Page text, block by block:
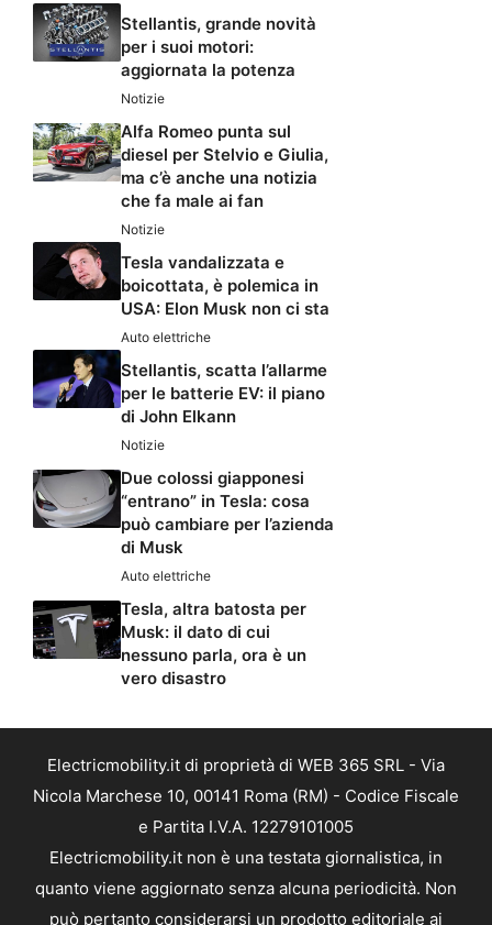
Stellantis, grande novità
per i suoi motori:
aggiornata la potenza
Notizie
Alfa Romeo punta sul
diesel per Stelvio e Giulia,
ma c’è anche una notizia
che fa male ai fan
Notizie
Tesla vandalizzata e
boicottata, è polemica in
USA: Elon Musk non ci sta
Auto elettriche
Stellantis, scatta l’allarme
per le batterie EV: il piano
di John Elkann
Notizie
Due colossi giapponesi
“entrano” in Tesla: cosa
può cambiare per l’azienda
di Musk
Auto elettriche
Tesla, altra batosta per
Musk: il dato di cui
nessuno parla, ora è un
vero disastro
Electricmobility.it di proprietà di WEB 365 SRL - Via
Nicola Marchese 10, 00141 Roma (RM) - Codice Fiscale
e Partita I.V.A. 12279101005
Electricmobility.it non è una testata giornalistica, in
quanto viene aggiornato senza alcuna periodicità. Non
può pertanto considerarsi un prodotto editoriale ai